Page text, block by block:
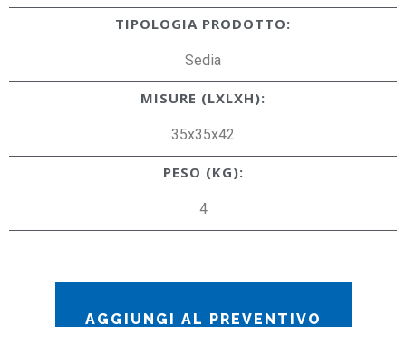
TIPOLOGIA PRODOTTO:
Sedia
MISURE (LXLXH):
35x35x42
PESO (KG):
4
AGGIUNGI AL PREVENTIVO